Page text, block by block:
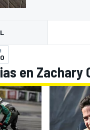
RALLYTURISMO
en Zachary